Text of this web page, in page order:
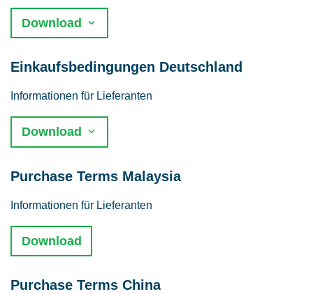
Download
Einkaufsbedingungen Deutschland
Informationen für Lieferanten
Download
Purchase Terms Malaysia
Informationen für Lieferanten
Download
Purchase Terms China